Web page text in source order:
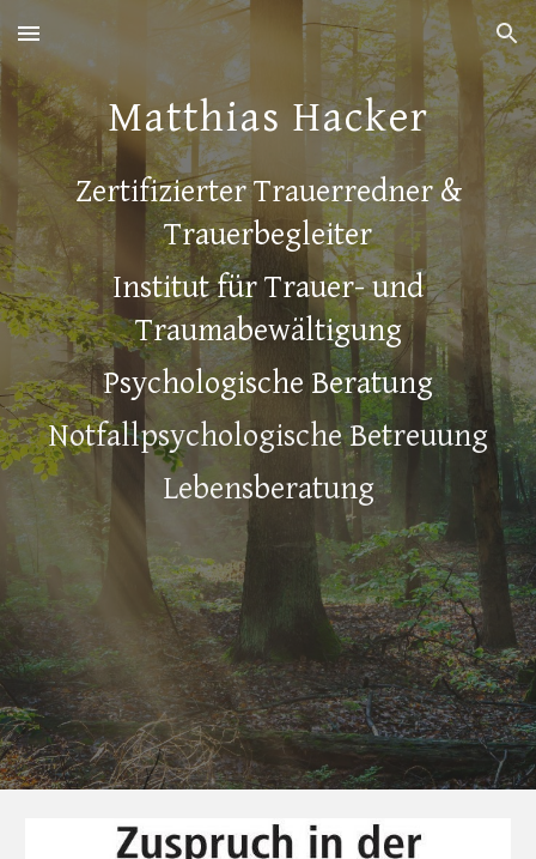
Skip to main content Skip to navigation
Matthias Hacker
Zertifizierter Trauerredner &
Trauerbegleiter
Institut für Trauer- und
Traumabewältigung
Psychologische Beratung
Notfallpsychologische Betreuung
Lebensberatung